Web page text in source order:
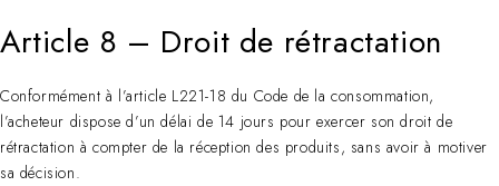
Article 8 – Droit de rétractation
Conformément à l’article L221-18 du Code de la consommation,
l’acheteur dispose d’un délai de 14 jours pour exercer son droit de
rétractation à compter de la réception des produits, sans avoir à motiver
sa décision.